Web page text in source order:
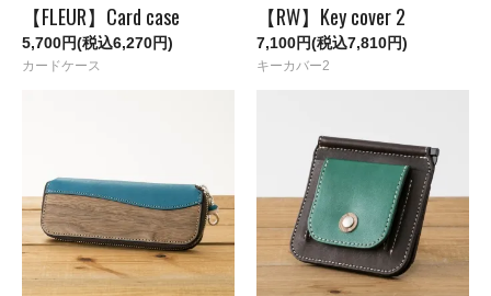
【FLEUR】Card case
5,700円(税込6,270円)
カードケース
【RW】Key cover 2
7,100円(税込7,810円)
キーカバー2